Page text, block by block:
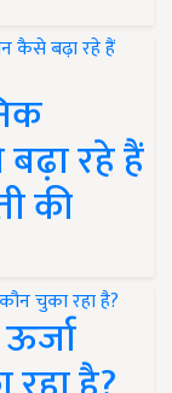
रहे हैं
की